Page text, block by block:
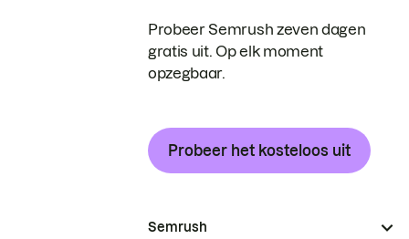
Probeer Semrush zeven dagen
gratis uit. Op elk moment
opzegbaar.
Probeer het kosteloos uit
Semrush